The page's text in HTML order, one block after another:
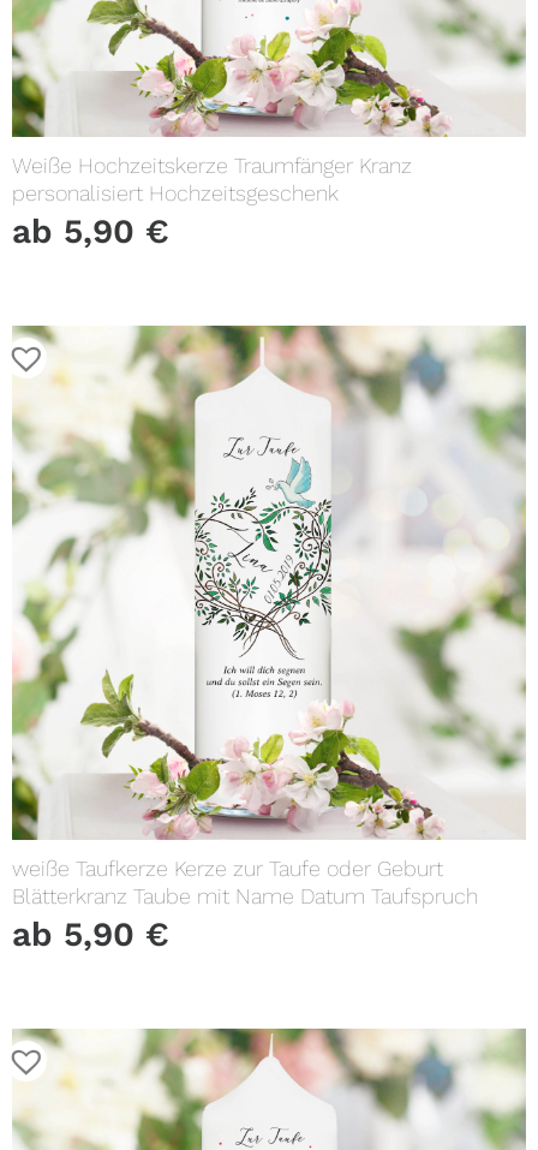
Weiße Hochzeitskerze Traumfänger Kranz
personalisiert Hochzeitsgeschenk
ab 5,90 €
weiße Taufkerze Kerze zur Taufe oder Geburt
Blätterkranz Taube mit Name Datum Taufspruch
ab 5,90 €